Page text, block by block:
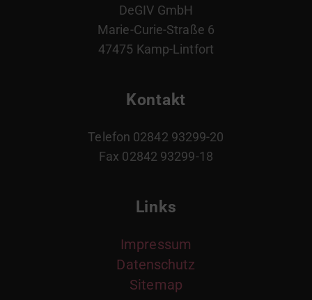
DeGIV GmbH
Marie-Curie-Straße 6
47475 Kamp-Lintfort
Kontakt
Telefon 02842 93299-20
Fax 02842 93299-18
Links
Impressum
Datenschutz
Sitemap